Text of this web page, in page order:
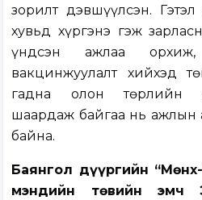
зорилт дэвшүүлсэн.
хувьд хүргэнэ гэж
үндсэн ажлаа
вакцинжуулалт хийхэд
гадна олон төрлийн
шаардаж байгаа нь ажлын
байна.
Баянгол дүүргийн
мэндийн төвийн эмч